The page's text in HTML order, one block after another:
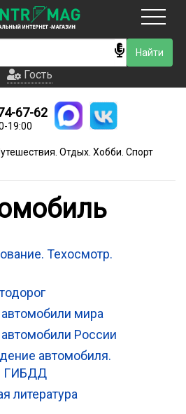
Гость
Новинки
доставки
Контакты
Гость
67-62
19:00
Отдых. Хобби. Спорт
Техосмотр.
мира
России
автомобиля.
ГИБДД
литература